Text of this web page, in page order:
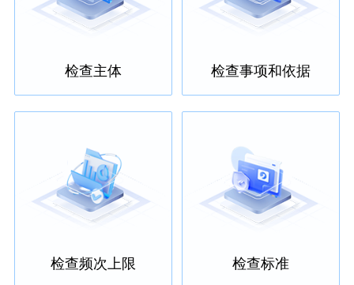
检查主体 检查事项和依据
检查频次上限 检查标准